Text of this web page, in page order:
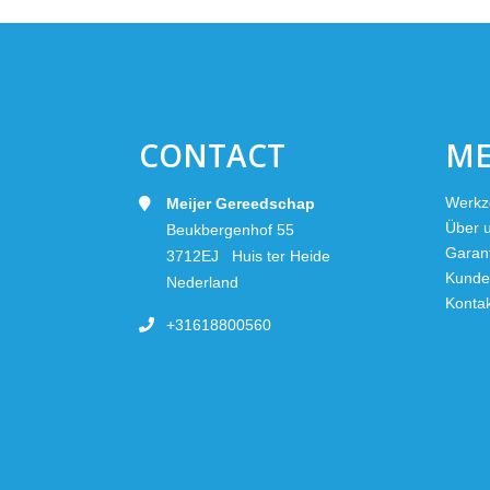
CONTACT
Meijer Gereedschap
Beukbergenhof 55
3712EJ Huis ter Heide
Nederland
+31618800560
Über